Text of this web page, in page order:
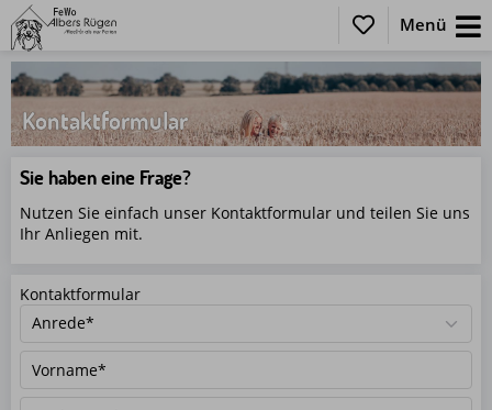
Menü
Kontaktformular
Sie haben eine Frage?
Nutzen Sie einfach unser Kontaktformular und teilen Sie uns
Ihr Anliegen mit.
Kontaktformular